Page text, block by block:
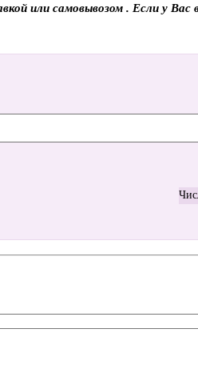
или самовывозом . Если у